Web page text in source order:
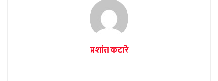
प्रशांत कटारे